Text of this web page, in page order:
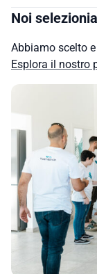
Noi
Abbiamo scelto
Esplora il nostro